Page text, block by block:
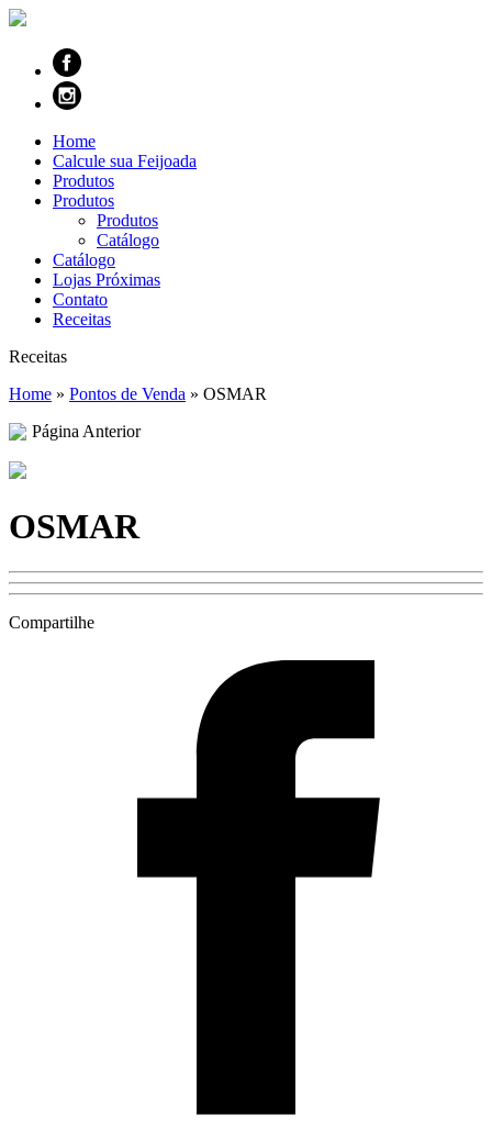
Home
Calcule sua Feijoada
Produtos
Produtos
Produtos
Catálogo
Catálogo
Lojas Próximas
Contato
Receitas
Receitas
Home » Pontos de Venda » OSMAR
Página Anterior
OSMAR
Compartilhe